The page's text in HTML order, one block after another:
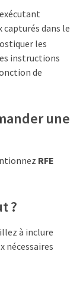
capturés dans le
les
instructions
de
une
RFE
?
à inclure
nécessaires